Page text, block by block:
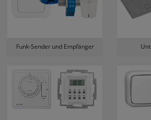
Funk-Sender und Empfänger
erneutem Aufruf die entsprechende
ausgeben zu können.
Konfiguration speichern
Alle Cookies akzeptieren